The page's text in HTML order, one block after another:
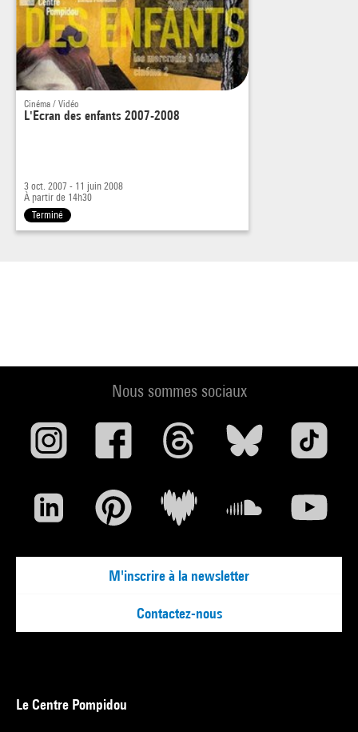
Comme un pixel sur la soupe
Réal. Nathalie Pat, Denis Walgenwitz - France - 1999 - 14 mn
La vie de la famille « Cocotte Minute » est perturbée par
l'arrivée d'un nouveau jeu vidéo
Cinéma / Vidéo
L'Ecran des enfants 2007-2008
3 oct. 2007 - 11 juin 2008
À partir de 14h30
Terminé
Nous sommes sociaux
M'inscrire à la newsletter
Contactez-nous
Le Centre Pompidou